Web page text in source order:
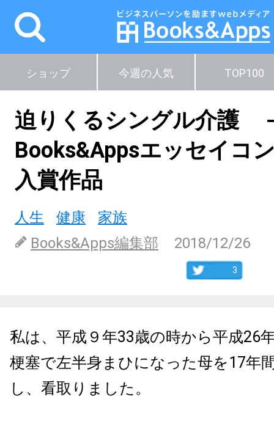
ショップ 今週の人気 TOP100
迫りくるシングル介
Books&Appsエッセイ
入賞作品
人生 健康
家族
Books&Apps編集部
2018/12/26
3
私は、平成９年33歳の時から平成26
梗塞で左半身まひになった母を17年
し、看取りました。